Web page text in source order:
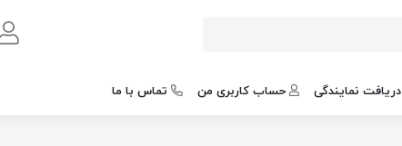
دریافت نمایندگی حساب کاربری من تماس با ما